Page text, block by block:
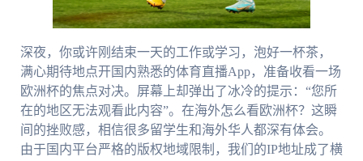
深夜，你或许刚结束一天的工作或学习，泡好一杯茶，
满心期待地点开国内熟悉的体育直播App，准备收看一场
欧洲杯的焦点对决。屏幕上却弹出了冰冷的提示：“您所
在的地区无法观看此内容”。在海外怎么看欧洲杯？这瞬
间的挫败感，相信很多留学生和海外华人都深有体会。
由于国内平台严格的版权地域限制，我们的IP地址成了横